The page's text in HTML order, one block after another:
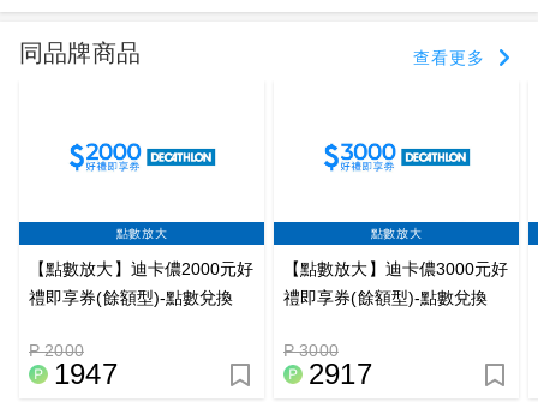
同品牌商品 查看更多
點數放大
【點數放大】迪卡儂2000元好
禮即享券(餘額型)-點數兌換
P 2000
1947
點數放大
【點數放大】迪卡儂3000元好
禮即享券(餘額型)-點數兌換
P 3000
2917